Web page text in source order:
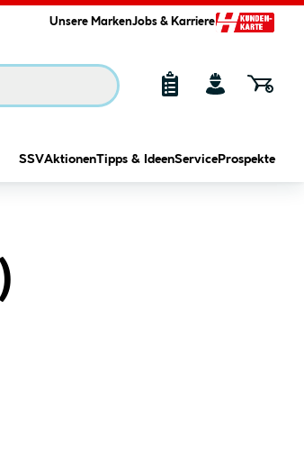
Unsere MarkenJobs & Karriere
SSVAktionenTipps & IdeenService Prospekte
)